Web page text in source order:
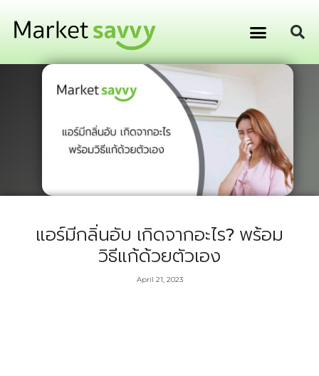
แอร์มีกลิ่นอับ เกิดจากอะไร? พร้อม
วิธีแก้ด้วยตัวเอง
April 21, 2023